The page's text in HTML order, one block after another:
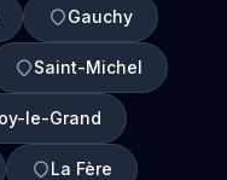
Gauchy
Saint-Michel
le-Grand
La Fère